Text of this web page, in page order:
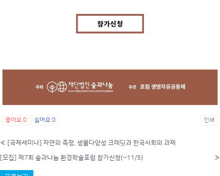
좋아요 0 싫어요 0 인쇄
« [국제세미나] 자연의 측정, 생물다양성 크레딧과 한국사회의 과제
[모집] 제7회 숲과나눔 환경학술포럼 참가신청(~11/5) »